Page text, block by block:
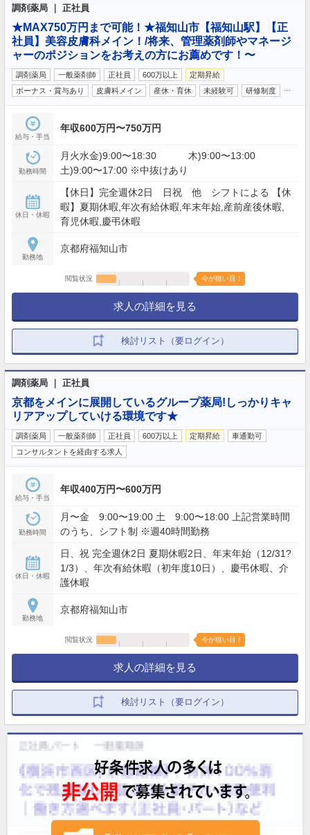
調剤薬局 ｜ 正社員
★MAX750万円まで可能！★福知山市【福知山駅】【正
社員】美容皮膚科メイン！/将来、管理薬剤師やマネージ
ャーのポジションをお考えの方にお薦めです！〜
調剤薬局 一般薬剤師 正社員 600万以上
定期昇給
ボーナス・賞与あり
皮膚科メイン 産休・育休 未経験可 研修制度
給与・手当
年収600万円〜750万円
勤務時間
月火水金)9:00〜18:30 木)9:00〜13:00
土)9:00〜17:00 ※中抜けあり
休日・休暇
【休日】完全週休2日 日祝 他 シフトによる 【休
暇】夏期休暇,年次有給休暇,年末年始,産前産後休暇,
育児休暇,慶弔休暇
勤務地
京都府福知山市
閲覧状況 今が狙い目！
求人の詳細を見る
検討リスト（要ログイン）
調剤薬局 ｜ 正社員
京都をメインに展開しているグループ薬局!しっかりキャ
リアアップしていける環境です★
調剤薬局 一般薬剤師 正社員 600万以上 定期昇給
車通勤可
コンサルタントを経由する求人
給与・手当
年収400万円〜600万円
勤務時間
月〜金 9:00〜19:00 土 9:00〜18:00 上記営業時間
のうち、シフト制 ※週40時間勤務
休日・休暇
日、祝 完全週休2日 夏期休暇2日、年末年始（12/31?
1/3）、年次有給休暇（初年度10日）、慶弔休暇、介
護休暇
勤務地
京都府福知山市
閲覧状況 今が狙い目！
求人の詳細を見る
検討リスト（要ログイン）